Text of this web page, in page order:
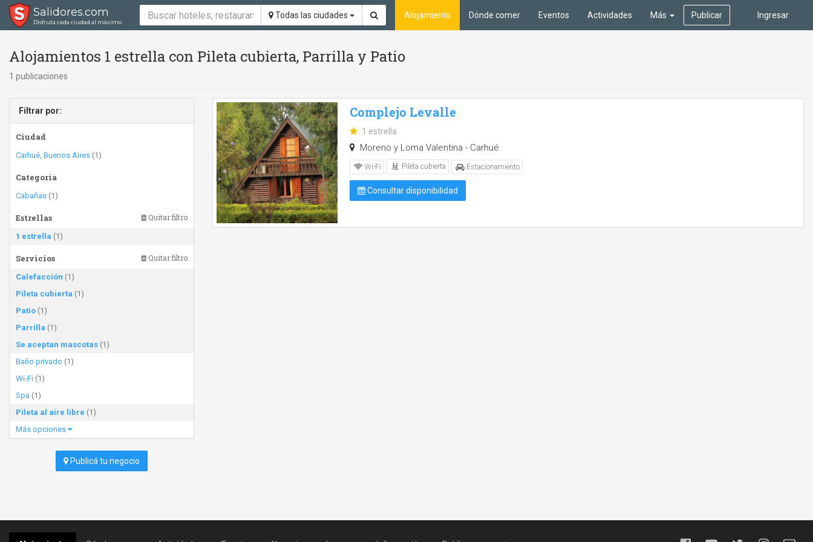
Salidores.com
Disfrutá cada ciudad al máximo
Todas las ciudades Ingresar
Alojamiento Dónde comer Eventos Actividades Más Publicar
Alojamientos 1 estrella con Pileta cubierta, Parrilla y Patio
1 publicaciones
Filtrar por:
Ciudad
Carhué, Buenos Aires (1)
Categoría
Cabañas (1)
Estrellas Quitar filtro
1 estrella (1)
Servicios Quitar filtro
Calefacción (1)
Pileta cubierta (1)
Patio (1)
Parrilla (1)
Se aceptan mascotas (1)
Baño privado (1)
Wi-Fi (1)
Spa (1)
Pileta al aire libre (1)
Más opciones
Publicá tu negocio
Complejo Levalle
1 estrella
Moreno y Loma Valentina - Carhué
Wi-Fi Pileta cubierta Estacionamiento
Consultar disponibilidad